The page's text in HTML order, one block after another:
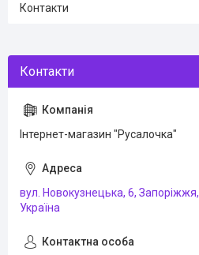
Контакти
Інтернет-магазин "Русалочка"
вул. Новокузнецька, 6, Запоріжжя,
Україна